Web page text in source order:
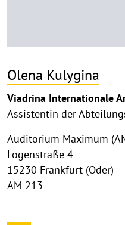
Olena Kulygina
Viadrina Internationale
Assistentin der
Auditorium Maximum
Logenstraße 4
15230 Frankfurt (Oder)
AM 213